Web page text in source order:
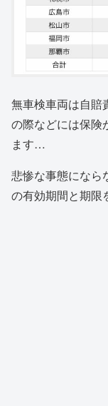
無車検車両は自
の際などには保険
ます…
悲惨な事態にな
の有効期間と期